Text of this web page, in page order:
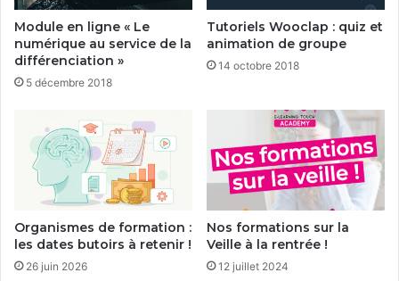
Module en ligne « Le
numérique au service de la
différenciation »
5 décembre 2018
Tutoriels Wooclap : quiz et
animation de groupe
14 octobre 2018
Organismes de formation :
les dates butoirs à retenir !
26 juin 2026
Nos formations sur la
Veille à la rentrée !
12 juillet 2024